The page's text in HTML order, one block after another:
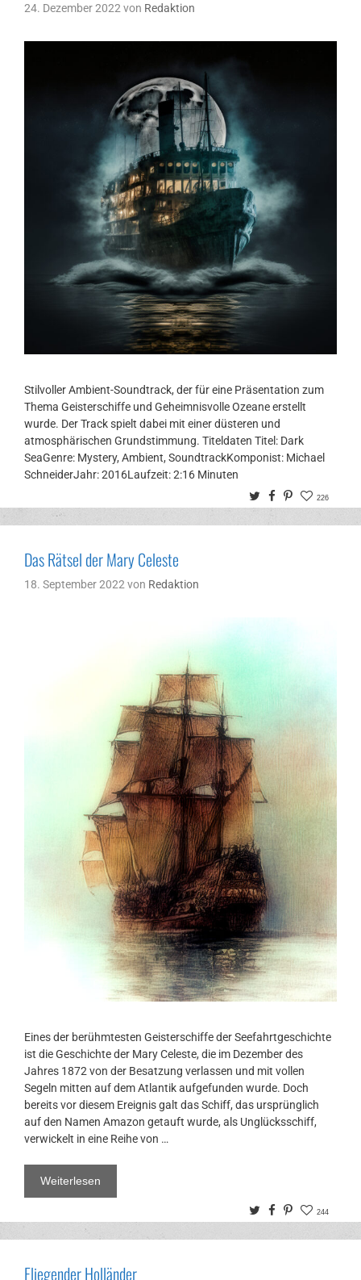
24. Dezember 2022 von Redaktion
Stilvoller Ambient-Soundtrack, der für eine Präsentation zum
Thema Geisterschiffe und Geheimnisvolle Ozeane erstellt
wurde. Der Track spielt dabei mit einer düsteren und
atmosphärischen Grundstimmung. Titeldaten Titel: Dark
SeaGenre: Mystery, Ambient, SoundtrackKomponist: Michael
SchneiderJahr: 2016Laufzeit: 2:16 Minuten
TwitterFacebook
Pinterest
226
Das Rätsel der Mary Celeste
18. September 2022 von Redaktion
Eines der berühmtesten Geisterschiffe der Seefahrtgeschichte
ist die Geschichte der Mary Celeste, die im Dezember des
Jahres 1872 von der Besatzung verlassen und mit vollen
Segeln mitten auf dem Atlantik aufgefunden wurde. Doch
bereits vor diesem Ereignis galt das Schiff, das ursprünglich
auf den Namen Amazon getauft wurde, als Unglücksschiff,
verwickelt in eine Reihe von …
Weiterlesen
TwitterFacebook
Pinterest
244
Fliegender Holländer